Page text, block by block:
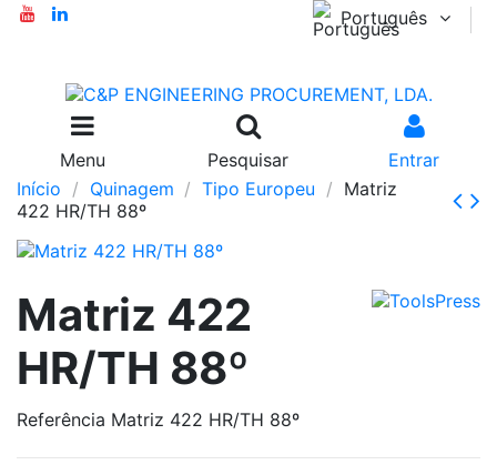
Português
Menu Pesquisar
Entrar
Início
Quinagem Tipo Europeu
Matriz
422 HR/TH 88º
Matriz 422
HR/TH 88º
Referência Matriz 422 HR/TH 88º